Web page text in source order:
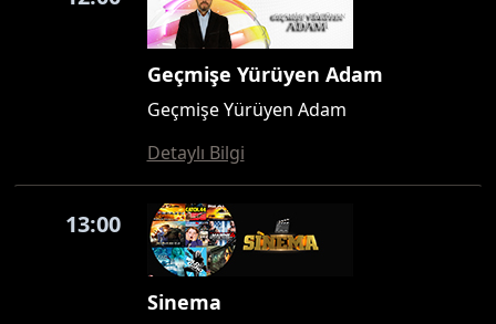
Geçmişe Yürüyen Adam
Geçmişe Yürüyen Adam
Detaylı Bilgi
13:00
Sinema